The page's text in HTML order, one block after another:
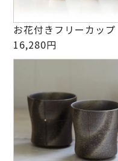
お花付きフリーカッ
16,280円